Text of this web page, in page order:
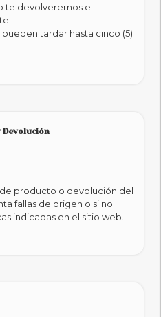
te devolveremos el
tardar hasta cinco (5)
Devolución
producto o devolución del
fallas de origen o si no
indicadas en el sitio web.